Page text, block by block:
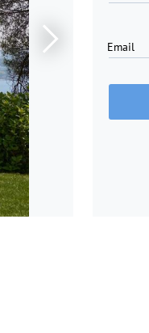
Email